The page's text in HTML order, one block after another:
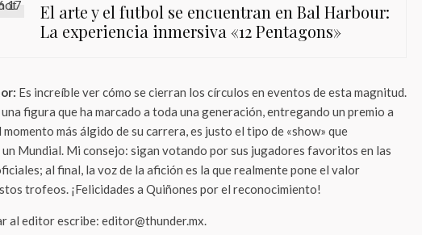
El arte y el futbol se encuentran en Bal Harbour:
La experiencia inmersiva «12 Pentagons»
Es increíble ver cómo se cierran los círculos en eventos de esta magnitud.
figura que ha marcado a toda una generación, entregando un premio a
más álgido de su carrera, es justo el tipo de «show» que
un Mundial. Mi consejo: sigan votando por sus jugadores favoritos en las
al final, la voz de la afición es la que realmente pone el valor
trofeos. ¡Felicidades a Quiñones por el reconocimiento!
al editor escribe: editor@thunder.mx.